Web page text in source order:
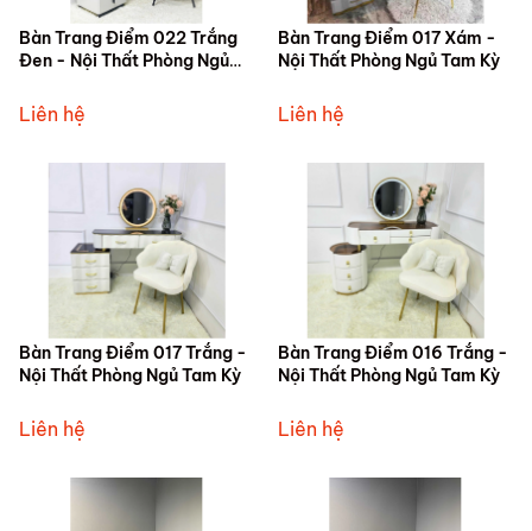
Bàn Trang Điểm 022 Trắng
Đen - Nội Thất Phòng Ngủ
Liên hệ
Bàn Trang Điểm 017 Xám -
Nội Thất Phòng Ngủ Tam Kỳ
Liên hệ
Bàn Trang Điểm 017 Trắng -
Nội Thất Phòng Ngủ Tam Kỳ
Liên hệ
Bàn Trang Điểm 016 Trắng -
Nội Thất Phòng Ngủ Tam Kỳ
Liên hệ